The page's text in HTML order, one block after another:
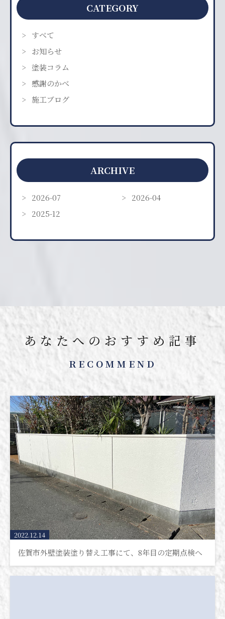
CATEGORY
すべて
お知らせ
塗装コラム
感謝のかべ
施工ブログ
ARCHIVE
2026-07
2026-04
2025-12
あなたへのおすすめ記事
RECOMMEND
2022.12.14
佐賀市外壁塗装塗り替え工事にて、8年目の定期点検へ